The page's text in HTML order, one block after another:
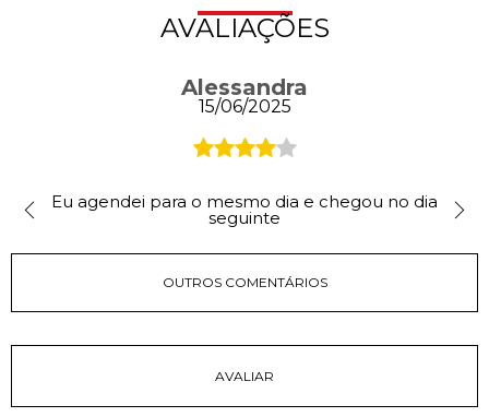
AVALIAÇÕES
Alessandra
15/06/2025
Eu agendei para o mesmo dia e chegou no dia
seguinte
OUTROS COMENTÁRIOS